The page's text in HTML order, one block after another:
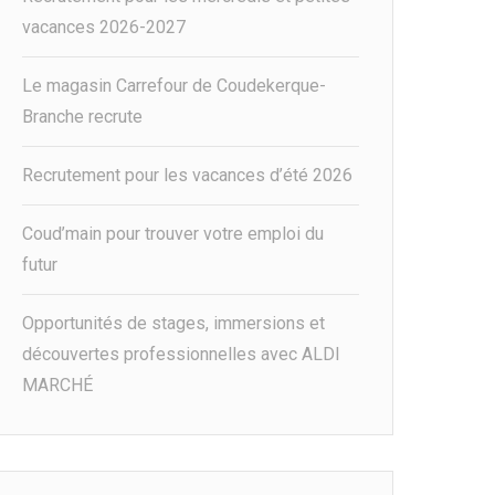
vacances 2026-2027
Le magasin Carrefour de Coudekerque-
Branche recrute
Recrutement pour les vacances d’été 2026
Coud’main pour trouver votre emploi du
futur
Opportunités de stages, immersions et
découvertes professionnelles avec ALDI
MARCHÉ